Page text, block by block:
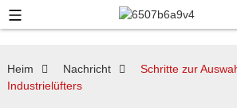
Heim Nachricht
Schritte zur
Industrielüfters